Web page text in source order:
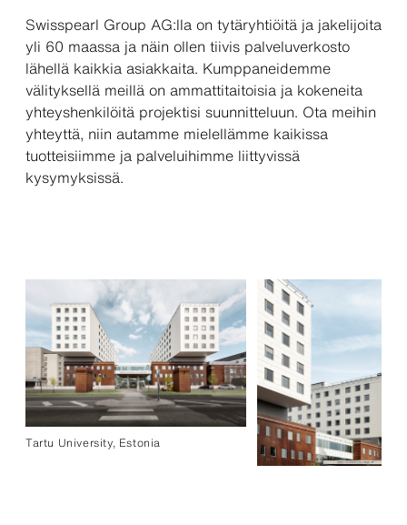
Swisspearl Group AG:lla on tytäryhtiöitä ja jakelijoita
yli 60 maassa ja näin ollen tiivis palveluverkosto
lähellä kaikkia asiakkaita. Kumppaneidemme
välityksellä meillä on ammattitaitoisia ja kokeneita
yhteyshenkilöitä projektisi suunnitteluun. Ota meihin
yhteyttä, niin autamme mielellämme kaikissa
tuotteisiimme ja palveluihimme liittyvissä
kysymyksissä.
Tartu University, Estonia